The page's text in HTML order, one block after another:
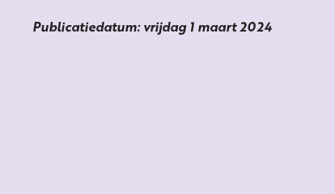
Publicatiedatum: vrijdag 1 maart 2024